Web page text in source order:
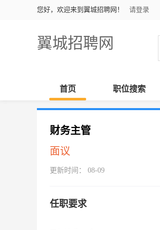
您好，欢迎来到翼城招聘网！ 请登录
翼城招聘网
首页 职位搜索
财务主管
面议
更新时间： 08-09
任职要求